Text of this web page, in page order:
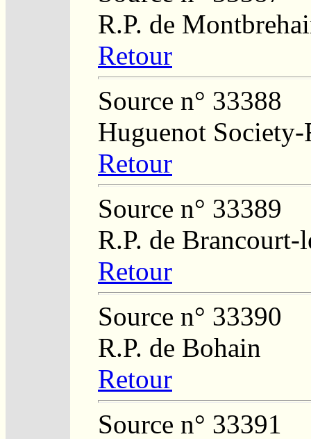
R.P. de
Retour
Source n° 33388
Huguenot Society-
Retour
Source n° 33389
R.P. de Brancourt-
Retour
Source n° 33390
R.P. de Bohain
Retour
Source n° 33391